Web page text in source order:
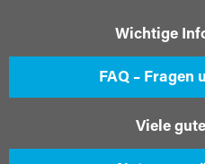
Wichtige
FAQ – Fragen
Viele